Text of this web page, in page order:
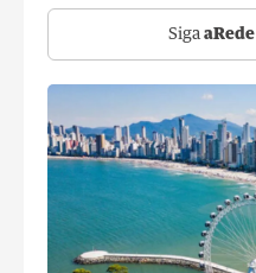
Siga aRede